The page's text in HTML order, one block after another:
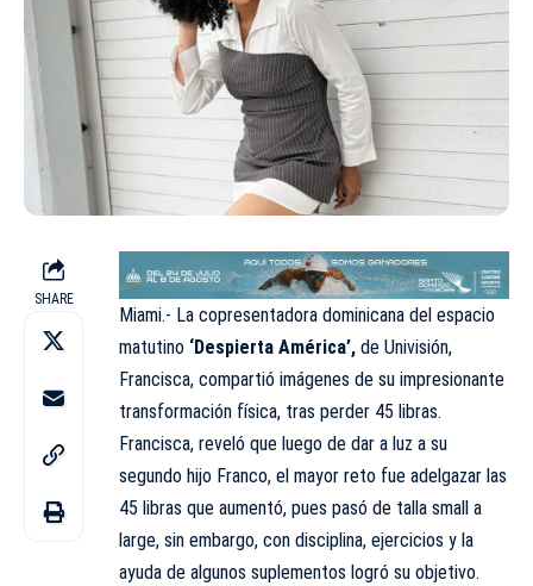
SHARE
Miami.- La copresentadora dominicana del espacio
matutino ‘Despierta América’, de Univisión,
Francisca, compartió imágenes de su impresionante
transformación física, tras perder 45 libras.
Francisca, reveló que luego de dar a luz a su
segundo hijo Franco, el mayor reto fue adelgazar las
45 libras que aumentó, pues pasó de talla small a
large, sin embargo, con disciplina, ejercicios y la
ayuda de algunos suplementos logró su objetivo.